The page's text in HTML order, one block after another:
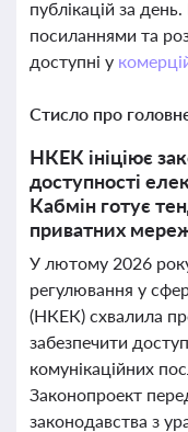
публікацій за
посиланнями та
доступні у
Стисло про
НКЕК ініціює
доступності
Кабмін готує
приватних
У лютому 2026
регулювання у
(НКЕК) схвалила
забезпечити
комунікаційних
Законопроект
законодавства з